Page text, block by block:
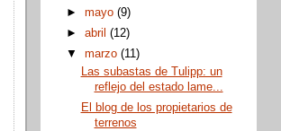
►mayo(9)
►abril(12)
▼marzo(11)
Las subastas de Tulipp: un
reflejo del estado lame...
El blog de los propietarios de
terrenos